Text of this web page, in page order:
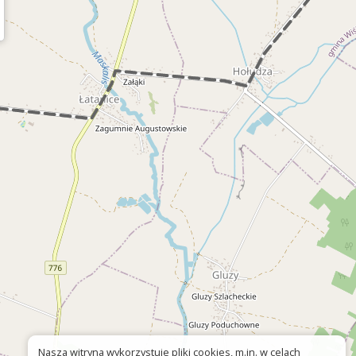
Nasza witryna wykorzystuje pliki cookies, m.in. w celach